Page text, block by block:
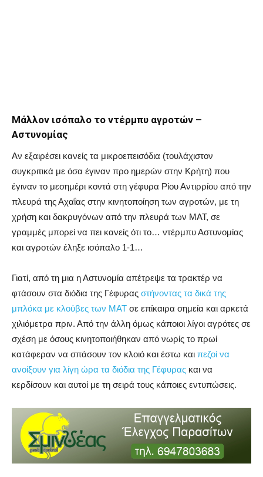
Μάλλον ισόπαλο το ντέρμπυ αγροτών –
Αστυνομίας
Αν εξαιρέσει κανείς τα μικροεπεισόδια (τουλάχιστον
συγκριτικά με όσα έγιναν προ ημερών στην Κρήτη) που
έγιναν το μεσημέρι κοντά στη γέφυρα Ρίου Αντιρρίου από την
πλευρά της Αχαΐας στην κινητοποίηση των αγροτών, με τη
χρήση και δακρυγόνων από την πλευρά των ΜΑΤ, σε
γραμμές μπορεί να πει κανείς ότι το… ντέρμπυ Αστυνομίας
και αγροτών έληξε ισόπαλο 1-1…
Γιατί, από τη μια η Αστυνομία απέτρεψε τα τρακτέρ να
φτάσουν στα διόδια της Γέφυρας στήνοντας τα δικά της
μπλόκα με κλούβες των ΜΑΤ σε επίκαιρα σημεία και αρκετά
χιλιόμετρα πριν. Από την άλλη όμως κάποιοι λίγοι αγρότες σε
σχέση με όσους κινητοποιήθηκαν από νωρίς το πρωί
κατάφεραν να σπάσουν τον κλοιό και έστω και πεζοί να
ανοίξουν για λίγη ώρα τα διόδια της Γέφυρας και να
κερδίσουν και αυτοί με τη σειρά τους κάποιες εντυπώσεις.